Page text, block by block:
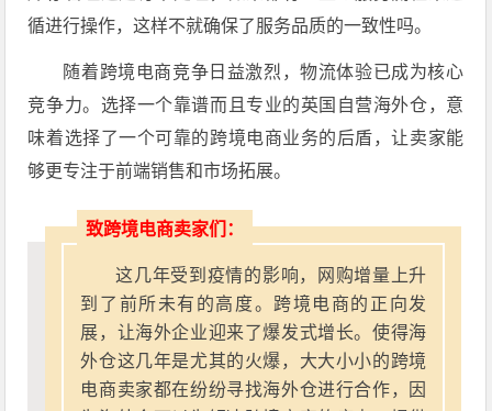
循进行操作，这样不就确保了服务品质的一致性吗。
随着跨境电商竞争日益激烈，物流体验已成为核心
竞争力。选择一个靠谱而且专业的英国自营海外仓，意
味着选择了一个可靠的跨境电商业务的后盾，让卖家能
够更专注于前端销售和市场拓展。
致跨境电商卖家们：
这几年受到疫情的影响，网购增量上升
到了前所未有的高度。跨境电商的正向发
展，让海外企业迎来了爆发式增长。使得海
外仓这几年是尤其的火爆，大大小小的跨境
电商卖家都在纷纷寻找海外仓进行合作，因